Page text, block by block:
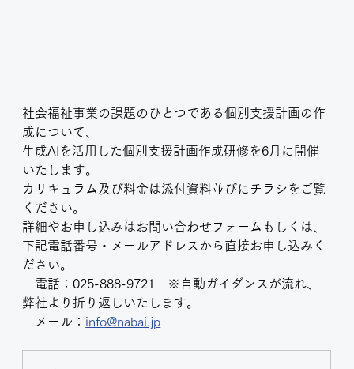
社会福祉事業の課題のひとつである個別支援計画の作
成について、
生成AIを活用した個別支援計画作成研修を6月に開催
いたします。
カリキュラム及び料金は添付資料並びにチラシをご覧
ください。
詳細やお申し込みはお問い合わせフォームもしくは、
下記電話番号・メールアドレスから直接お申し込みく
ださい。
電話：025-888-9721　※自動ガイダンスが流れ、
弊社より折り返しいたします。
メール： info@nabai.jp